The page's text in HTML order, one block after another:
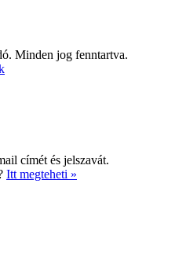
Minden jog fenntartva.
címét és jelszavát.
Itt megteheti »